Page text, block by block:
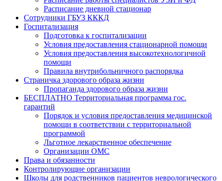
Расписание дневной стационар
Сотрудники ГБУЗ КККД
Госпитализация
Подготовка к госпитализации
Условия предоставления стационарной помощи
Условия предоставления высокотехнологичной
помощи
Правила внутрибольничного распорядка
Страничка здорового образа жизни
Пропаганда здорового образа жизни
БЕСПЛАТНО Территориальная программа гос.
гарантий
Порядок и условия предоставления медицинской
помощи в соответствии с территориальной
программой
Льготное лекарственное обеспечение
Организации ОМС
Права и обязанности
Контролирующие организации
Школы для родственников пациентов неврологического